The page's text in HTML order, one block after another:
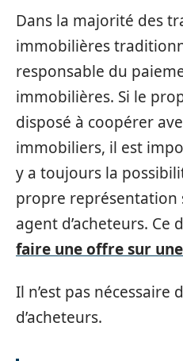
Dans la majorité des
immobilières
responsable du
immobilières. Si le
disposé à coopérer
immobiliers, il est
y a toujours la
propre représentation
agent d’acheteurs. Ce
faire une offre sur
Il n’est pas nécessaire
d’acheteurs.